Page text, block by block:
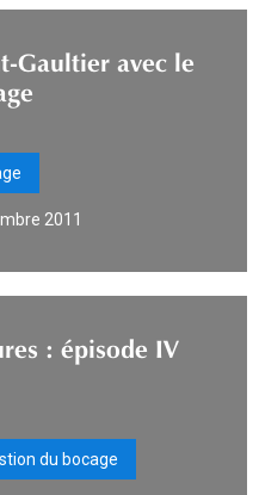
Gaultier avec le
2011
: épisode IV
du bocage